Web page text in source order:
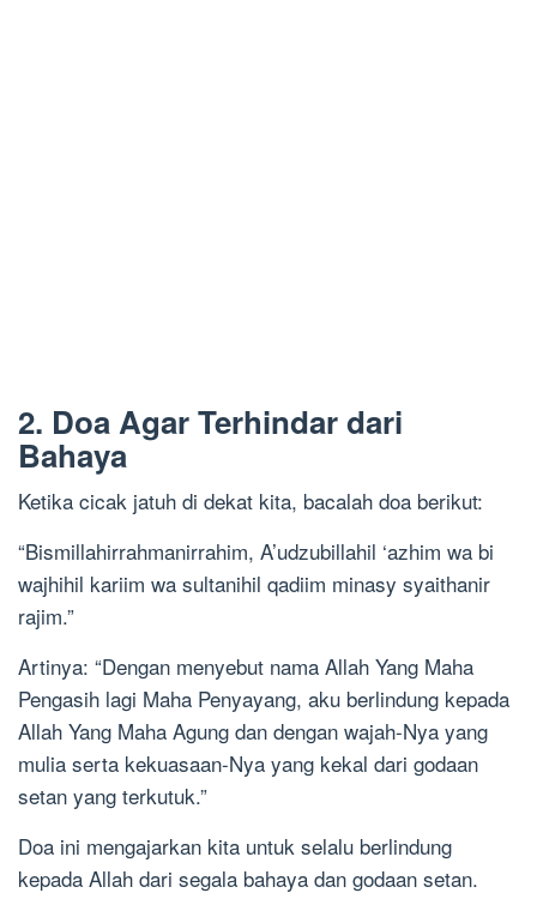
2. Doa Agar Terhindar dari
Bahaya
Ketika cicak jatuh di dekat kita, bacalah doa berikut:
“Bismillahirrahmanirrahim, A’udzubillahil ‘azhim wa bi
wajhihil kariim wa sultanihil qadiim minasy syaithanir
rajim.”
Artinya: “Dengan menyebut nama Allah Yang Maha
Pengasih lagi Maha Penyayang, aku berlindung kepada
Allah Yang Maha Agung dan dengan wajah-Nya yang
mulia serta kekuasaan-Nya yang kekal dari godaan
setan yang terkutuk.”
Doa ini mengajarkan kita untuk selalu berlindung
kepada Allah dari segala bahaya dan godaan setan.